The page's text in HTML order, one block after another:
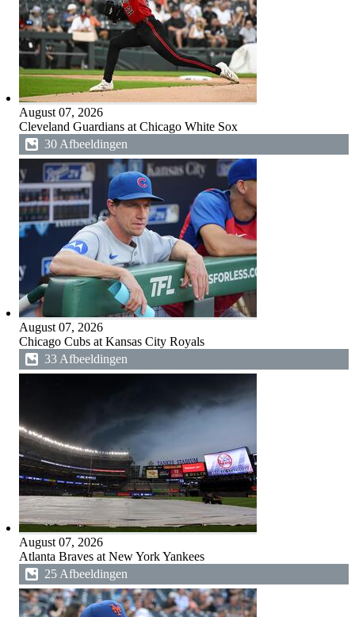
August 07, 2026
Cleveland Guardians at Chicago White Sox
30 Afbeeldingen
August 07, 2026
Chicago Cubs at Kansas City Royals
33 Afbeeldingen
August 07, 2026
Atlanta Braves at New York Yankees
25 Afbeeldingen